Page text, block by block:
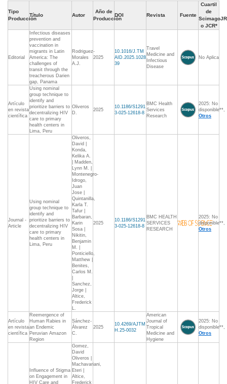
Tipo
Producción
Título Autor
Año de
Producción
DOI Revista Fuente
Cuartil
de
ScimagoJR
o JCR*
Editorial
Infectious diseases
prevention and
vaccination in
migrants in Latin
America: The
challenges of
transit through the
treacherous Darien
gap, Panama
Rodriguez-
Morales
A.J.
2025
10.1016/J.TM
AID.2025.1028
39
Travel
Medicine and
Infectious
Disease
No Aplica
Artículo
en revista
científica
Using nominal
group technique to
identify and
prioritize barriers to
decentralizing HIV
care to primary
health centers in
Lima, Peru
Oliveros
D.
2025
10.1186/S1291
3-025-12618-8
BMC Health
Services
Research
2025: No
disponible**,
Otros
Journal -
Article
Using nominal
group technique to
identify and
prioritize barriers to
decentralizing HIV
care to primary
health centers in
Lima, Peru
Oliveros,
David |
Konda,
Kelika A.
| Madden,
Lynn M. |
Montenegro-
Idrogo,
Juan
Jose |
Quintanilla,
Karla T.
Tafur |
Barbaran,
Karin
Sosa |
Nikitin,
Benjamin
M. |
Ponticiello,
Matthew |
Benites,
Carlos M.
Sanchez,
Jorge |
Altice,
Frederick
L.
2025
10.1186/S1291
3-025-12618-8
BMC HEALTH
SERVICES
RESEARCH
2025: No
disponible**,
Otros
Artículo
en revista
científica
Reemergence of
Human Rabies in
an Endemic
Peruvian Amazon
Region
Sánchez-
Álvarez
C.
2025
10.4269/AJTM
H.25-0032
American
Journal of
Tropical
Medicine and
Hygiene
2025: No
disponible**,
Otros
Influence of Stigma
on Engagement in
HIV Care and
Gomez,
David
Oliveros |
Machavariani,
Eteri |
Altice,
Frederick